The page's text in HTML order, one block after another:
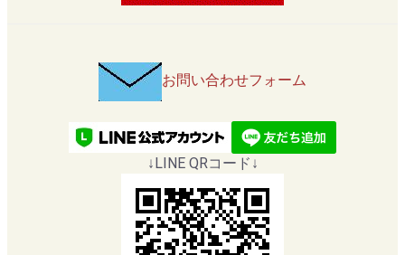
お問い合わせフォーム
↓LINE QRコード↓